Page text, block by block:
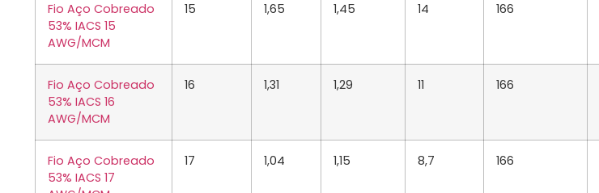
Fio Aço Cobreado
53% IACS 15
AWG/MCM
15 1,65 1,45 14 166
Fio Aço Cobreado
53% IACS 16
AWG/MCM
16 1,31 1,29 11 166
Fio Aço Cobreado
53% IACS 17
17 1,04 1,15 8,7 166